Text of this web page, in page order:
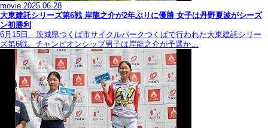
movie 2025.06.28
大東建託シリーズ第6戦 岸龍之介が2年ぶりに優勝 女子は丹野夏波がシーズ
ン初勝利
6月15日、茨城県つくば市サイクルパークつくばで行われた大東建託シリー
ズ第6戦。チャンピオンシップ男子は岸龍之介が予選か…